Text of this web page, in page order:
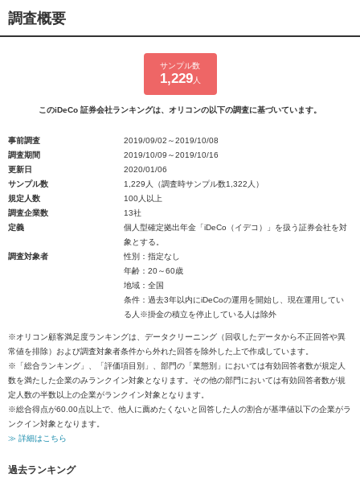
調査概要
サンプル数
1,229人
このiDeCo 証券会社ランキングは、オリコンの以下の調査に基づいています。
事前調査
2019/09/02～2019/10/08
調査期間
2019/10/09～2019/10/16
更新日
2020/01/06
サンプル数
1,229人（調査時サンプル数1,322人）
規定人数
100人以上
調査企業数
13社
定義
個人型確定拠出年金「iDeCo（イデコ）」を扱う証券会社を対
象とする。
調査対象者
性別：指定なし
年齢：20～60歳
地域：全国
条件：過去3年以内にiDeCoの運用を開始し、現在運用してい
る人※掛金の積立を停止している人は除外
※オリコン顧客満足度ランキングは、データクリーニング（回収したデータから不正回答や異
常値を排除）および調査対象者条件から外れた回答を除外した上で作成しています。
※「総合ランキング」、「評価項目別」、部門の「業態別」においては有効回答者数が規定人
数を満たした企業のみランクイン対象となります。その他の部門においては有効回答者数が規
定人数の半数以上の企業がランクイン対象となります。
※総合得点が60.00点以上で、他人に薦めたくないと回答した人の割合が基準値以下の企業がラ
ンクイン対象となります。
≫ 詳細はこちら
過去ランキング